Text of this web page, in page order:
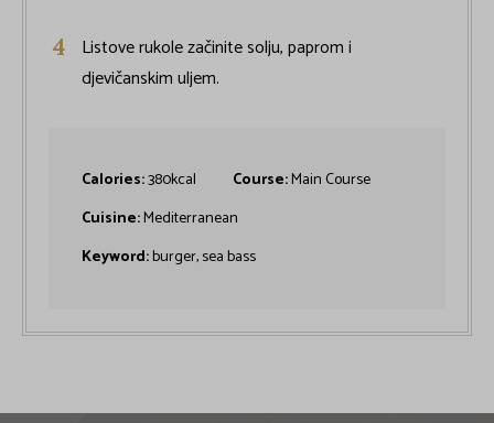
Listove rukole začinite solju, paprom i
djevičanskim uljem.
Calories:380kcal Course:Main Course
Cuisine:Mediterranean
Keyword:burger, sea bass